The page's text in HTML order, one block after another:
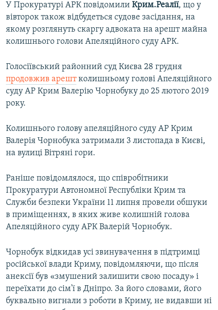
У Прокуратурі АРК повідомили Крим.Реалії, що у
вівторок також відбудеться судове засідання, на
якому розглянуть скаргу адвоката на арешт майна
колишнього голови Апеляційного суду АРК.
Голосіївський районний суд Києва 28 грудня
продовжив арештколишньому голові Апеляційного
суду АР Крим Валерію Чорнобуку до 25 лютого 2019
року.
Колишнього голову апеляційного суду АР Крим
Валерія Чорнобука затримали 3 листопада в Києві,
на вулиці Вітряні гори.
Раніше повідомлялося, що співробітники
Прокуратури Автономної Республіки Крим та
Служби безпеки України 11 липня провели обшуки
в приміщеннях, в яких живе колишній голова
Апеляційного суду АРК Валерій Чорнобук.
Чорнобук відкидав усі звинувачення в підтримці
російської влади Криму, повідомляючи, що після
анексії був «змушений залишити свою посаду» і
переїхати до сім'ї в Дніпро. За його словами, його
буквально вигнали з роботи в Криму, не видавши ні